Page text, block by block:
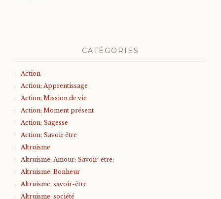
CATÉGORIES
Action
Action; Apprentissage
Action; Mission de vie
Action; Moment présent
Action; Sagesse
Action; Savoir être
Altruisme
Altruisme; Amour; Savoir-être;
Altruisme; Bonheur
Altruisme; savoir-être
Altruisme; société